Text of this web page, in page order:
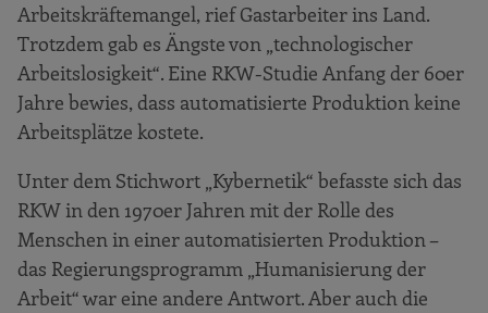
Arbeitskräftemangel, rief Gastarbeiter ins Land.
Trotzdem gab es Ängste von „technologischer
Arbeitslosigkeit“. Eine RKW-Studie Anfang der 60er
Jahre bewies, dass automatisierte Produktion keine
Arbeitsplätze kostete.
Unter dem Stichwort „Kybernetik“ befasste sich das
RKW in den 1970er Jahren mit der Rolle des
Menschen in einer automatisierten Produktion –
das Regierungsprogramm „Humanisierung der
Arbeit“ war eine andere Antwort. Aber auch die